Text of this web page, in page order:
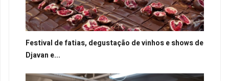
Festival de fatias, degustação de vinhos e shows de
Djavan e...